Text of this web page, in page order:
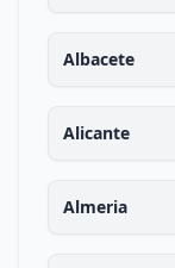
Albacete
Alicante
Almeria